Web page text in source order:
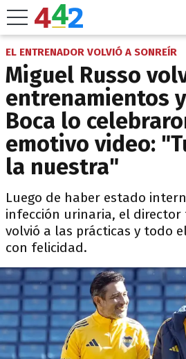
EL ENTRENADOR VOLVIÓ A SONREÍR
Miguel Russo
entrenamientos
Boca lo
emotivo video:
la nuestra"
Luego de haber estado
infección urinaria, el director
volvió a las prácticas y todo
con felicidad.